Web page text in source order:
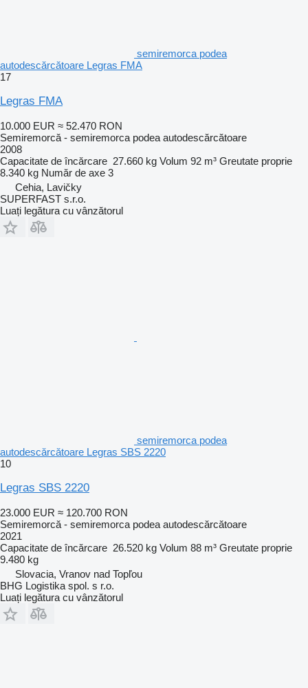
semiremorca podea
autodescărcătoare Legras FMA
17
Legras FMA
10.000 EUR ≈ 52.470 RON
Semiremorcă - semiremorca podea autodescărcătoare
2008
Capacitate de încărcare 27.660 kg Volum 92 m³ Greutate proprie
8.340 kg Număr de axe 3
Cehia, Lavičky
SUPERFAST s.r.o.
Luați legătura cu vânzătorul
semiremorca podea
autodescărcătoare Legras SBS 2220
10
Legras SBS 2220
23.000 EUR ≈ 120.700 RON
Semiremorcă - semiremorca podea autodescărcătoare
2021
Capacitate de încărcare 26.520 kg Volum 88 m³ Greutate proprie
9.480 kg
Slovacia, Vranov nad Topľou
BHG Logistika spol. s r.o.
Luați legătura cu vânzătorul